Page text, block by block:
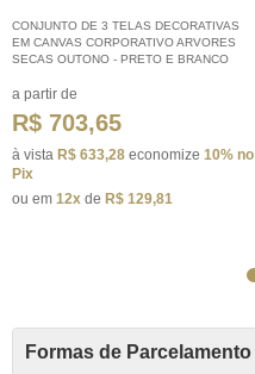
CONJUNTO DE 3 TELAS DECORATIVAS
EM CANVAS CORPORATIVO ARVORES
SECAS OUTONO - PRETO E BRANCO
R$ 703,65
à vista R$ 633,28 economize 10% no
Pix
ou em 12x de R$ 129,81
Formas de Parcelamento